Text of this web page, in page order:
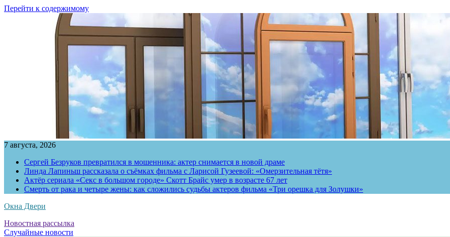
Перейти к содержимому
7 августа, 2026
Сергей Безруков превратился в мошенника: актер снимается в новой драме
Линда Лапиньш рассказала о съёмках фильма с Ларисой Гузеевой: «Омерзительная тётя»
Актёр сериала «Секс в большом городе» Скотт Брайс умер в возрасте 67 лет
Смерть от рака и четыре жены: как сложились судьбы актеров фильма «Три орешка для Золушки»
Окна Двери
Новостная рассылка
Случайные новости